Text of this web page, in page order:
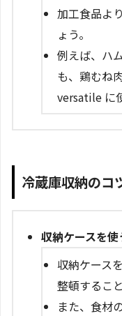
加工食品よ
ょう。
例えば、ハ
も、鶏むね
versatile に
冷蔵庫収納のコ
収納ケースを使
収納ケース
整頓するこ
また、食材